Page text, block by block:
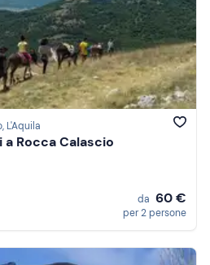
Prezzo (crescente)
Prezzo (decrescente)
Recensioni
, L'Aquila
Rocca Calascio
da 60 €
per 2 persone